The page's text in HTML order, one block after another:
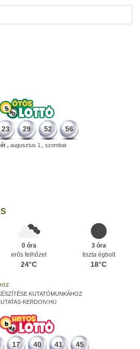
23 29 52 56
,augusztus 1., szombat
0 óra
erős felhőzet
24°C
3 óra
tiszta égbolt
18°C
KUTATÓMUNKÁHOZ
KERDOIV.HU
17 40 41 45